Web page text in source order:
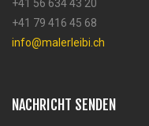
+41 56 634 43 20
+41 79 416 45 68
info@malerleibi.ch
NACHRICHT SENDEN